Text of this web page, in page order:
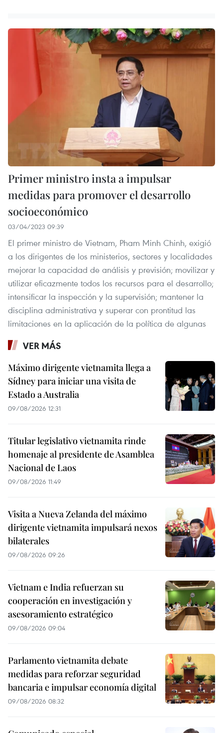
Primer ministro insta a impulsar
medidas para promover el desarrollo
socioeconómico
03/04/2023 09:39
El primer ministro de Vietnam, Pham Minh Chinh, exigió
a los dirigentes de los ministerios, sectores y localidades
mejorar la capacidad de análisis y previsión; movilizar y
utilizar eficazmente todos los recursos para el desarrollo;
intensificar la inspección y la supervisión; mantener la
disciplina administrativa y superar con prontitud las
limitaciones en la aplicación de la política de algunas
VER MÁS
Máximo dirigente vietnamita llega a
Sídney para iniciar una visita de
Estado a Australia
09/08/2026 12:31
Titular legislativo vietnamita rinde
homenaje al presidente de Asamblea
Nacional de Laos
09/08/2026 11:49
Visita a Nueva Zelanda del máximo
dirigente vietnamita impulsará nexos
bilaterales
09/08/2026 09:26
Vietnam e India refuerzan su
cooperación en investigación y
asesoramiento estratégico
09/08/2026 09:04
Parlamento vietnamita debate
medidas para reforzar seguridad
bancaria e impulsar economía digital
09/08/2026 08:32